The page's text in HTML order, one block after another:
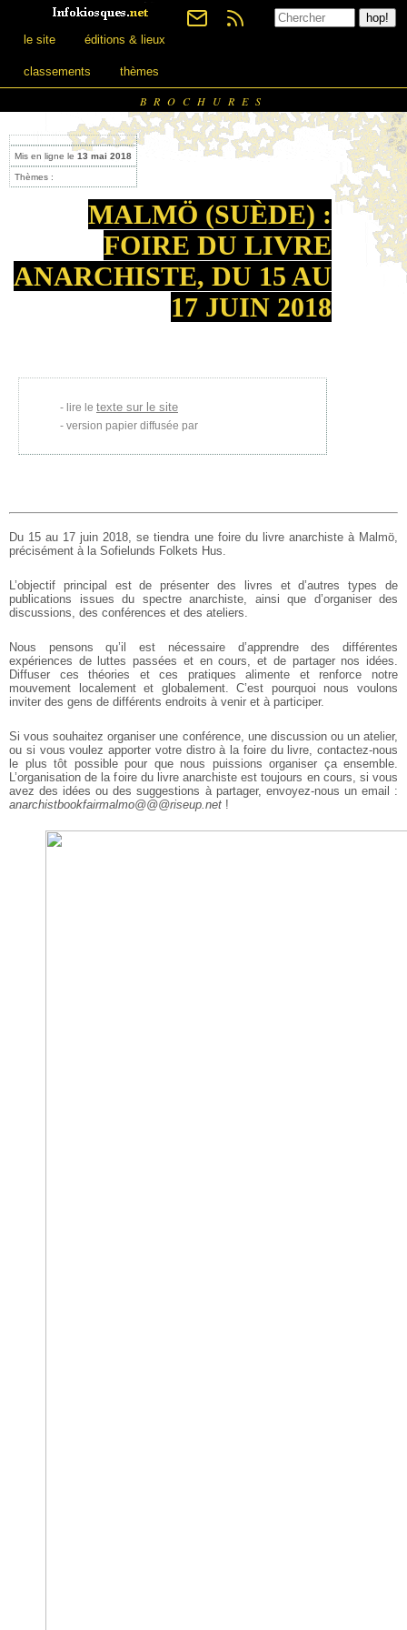
le site éditions & lieux
classements thèmes
BROCHURES
Mis en ligne le 13 mai 2018
Thèmes :
MALMÖ (SUÈDE) :
FOIRE DU LIVRE
ANARCHISTE, DU 15 AU
17 JUIN 2018
lire le texte sur le site
version papier diffusée par
Du 15 au 17 juin 2018, se tiendra une foire du livre anarchiste à Malmö,
précisément à la Sofielunds Folkets Hus.
L’objectif principal est de présenter des livres et d’autres types de
publications issues du spectre anarchiste, ainsi que d’organiser des
discussions, des conférences et des ateliers.
Nous pensons qu’il est nécessaire d’apprendre des différentes
expériences de luttes passées et en cours, et de partager nos idées.
Diffuser ces théories et ces pratiques alimente et renforce notre
mouvement localement et globalement. C’est pourquoi nous voulons
inviter des gens de différents endroits à venir et à participer.
Si vous souhaitez organiser une conférence, une discussion ou un atelier,
ou si vous voulez apporter votre distro à la foire du livre, contactez-nous
le plus tôt possible pour que nous puissions organiser ça ensemble.
L’organisation de la foire du livre anarchiste est toujours en cours, si vous
avez des idées ou des suggestions à partager, envoyez-nous un email :
anarchistbookfairmalmo@@@riseup.net !